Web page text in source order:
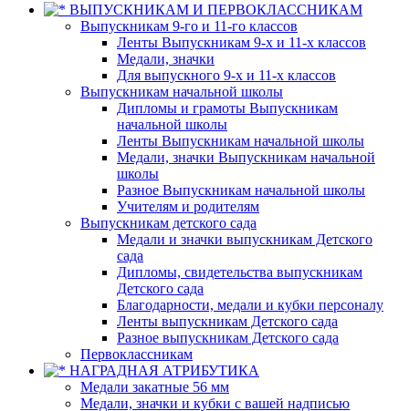
ВЫПУСКНИКАМ И ПЕРВОКЛАССНИКАМ
Выпускникам 9-го и 11-го классов
Ленты Выпускникам 9-х и 11-х классов
Медали, значки
Для выпускного 9-х и 11-х классов
Выпускникам начальной школы
Дипломы и грамоты Выпускникам
начальной школы
Ленты Выпускникам начальной школы
Медали, значки Выпускникам начальной
школы
Разное Выпускникам начальной школы
Учителям и родителям
Выпускникам детского сада
Медали и значки выпускникам Детского
сада
Дипломы, свидетельства выпускникам
Детского сада
Благодарности, медали и кубки персоналу
Ленты выпускникам Детского сада
Разное выпускникам Детского сада
Первоклассникам
НАГРАДНАЯ АТРИБУТИКА
Медали закатные 56 мм
Медали, значки и кубки с вашей надписью